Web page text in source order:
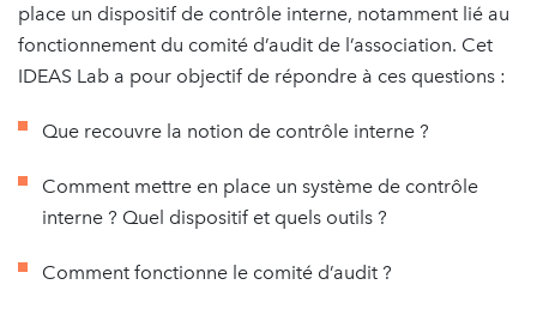
place un dispositif de contrôle interne, notamment lié au
fonctionnement du comité d’audit de l’association. Cet
IDEAS Lab a pour objectif de répondre à ces questions :
Que recouvre la notion de contrôle interne ?
Comment mettre en place un système de contrôle
interne ? Quel dispositif et quels outils ?
Comment fonctionne le comité d’audit ?